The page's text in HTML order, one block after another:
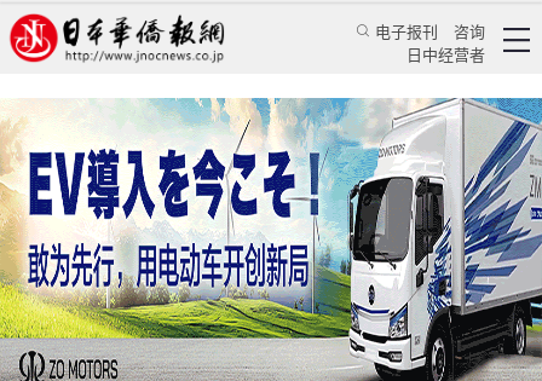
电子报刊
咨询
日中经营者